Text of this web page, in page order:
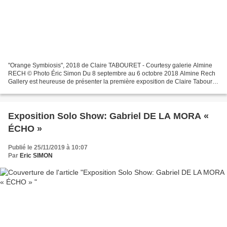
"Orange Symbiosis", 2018 de Claire TABOURET - Courtesy galerie Almine
RECH © Photo Éric Simon Du 8 septembre au 6 octobre 2018 Almine Rech
Gallery est heureuse de présenter la première exposition de Claire Tabouret
Exposition Solo Show: Gabriel DE LA MORA «
ÉCHO »
Publié le 25/11/2019 à 10:07
Par Eric SIMON